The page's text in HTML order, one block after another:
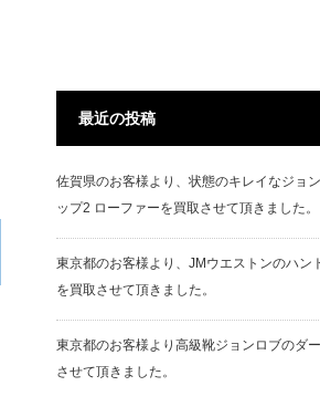
最近の投稿
佐賀県のお客様より、状態のキレイなジョ
ップ2 ローファーを買取させて頂きました。
東京都のお客様より、JMウエストンのハン
を買取させて頂きました。
東京都のお客様より高級靴ジョンロブのダ
させて頂きました。